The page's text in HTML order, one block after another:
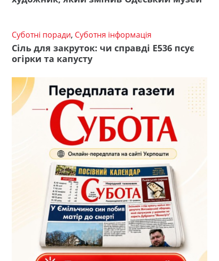
Суботні поради, Суботня інформація
Сіль для закруток: чи справді Е536 псує
огірки та капусту